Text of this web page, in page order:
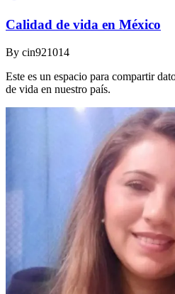
Calidad de vida en México
By cin921014
Este es un espacio para compartir
de vida en nuestro país.